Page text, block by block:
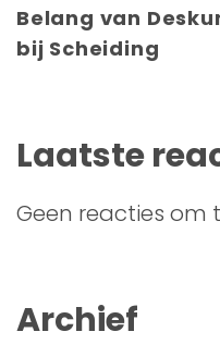
Belang van
bij Scheiding
Laatste
Geen reacties om
Archief